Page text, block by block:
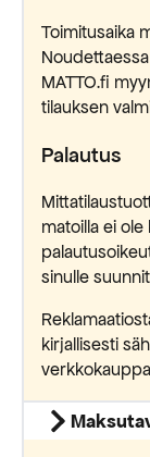
Toimitusaika
MATTO.fi
tilauksen
Palautus
matoilla ei
sinulle
kirjallisesti